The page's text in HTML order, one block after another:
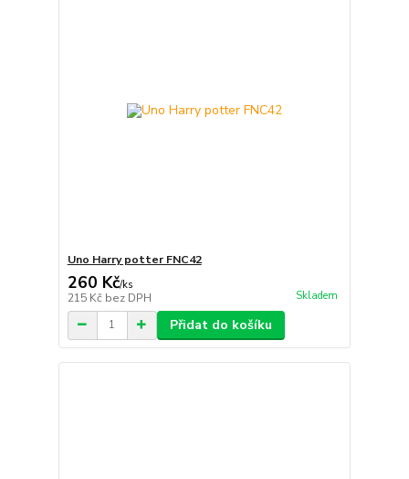
Uno Harry potter FNC42
260 Kč/ks
215 Kč bez DPH Skladem
Přidat do košíku